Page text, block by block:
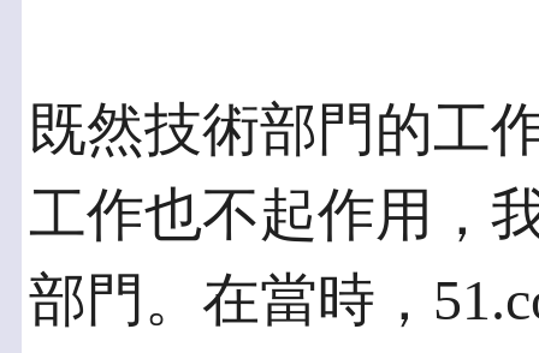
既然技術部門的工
工作也不起作用，
部門。在當時，